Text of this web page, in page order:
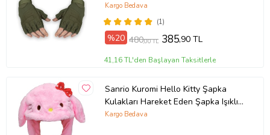
(1)
Kargo Bedava
%20 480,00 TL 385,90 TL
41,16 TL'den Başlayan Taksitlerle
Sanrio Kuromi Hello Kitty Şapka
Kulakları Hareket Eden Şapka Işıklı
Modlu Peluş Bere Şapka
Kargo Bedava